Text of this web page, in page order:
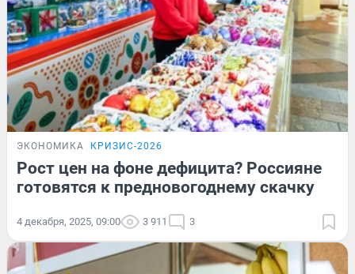
ЭКОНОМИКА КРИЗИС-2026
Рост цен на фоне дефицита? Россияне
готовятся к предновогоднему скачку
4 декабря, 2025, 09:00 3 911 3